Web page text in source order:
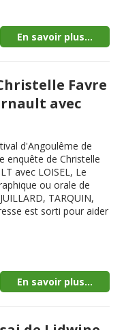
En savoir plus...
Favre
avec
d'Angoulême de
enquête de Christelle
avec LOISEL, Le
ou orale de
TARQUIN,
est sorti pour aider
En savoir plus...